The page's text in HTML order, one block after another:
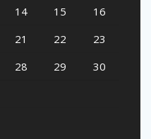
14 15
16
21 22
23
28 29
30